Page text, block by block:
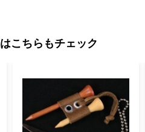
こちらもチェック